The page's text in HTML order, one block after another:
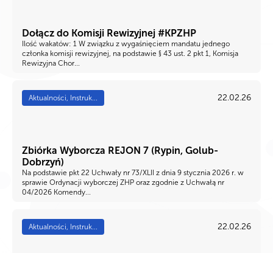
Dołącz do Komisji Rewizyjnej #KPZHP
Ilość wakatów: 1 W związku z wygaśnięciem mandatu jednego
członka komisji rewizyjnej, na podstawie § 43 ust. 2 pkt 1, Komisja
Rewizyjna Chor...
Aktualności, Instruk... 22.02.26
Zbiórka Wyborcza REJON 7 (Rypin, Golub-
Dobrzyń)
Na podstawie pkt 22 Uchwały nr 73/XLII z dnia 9 stycznia 2026 r. w
sprawie Ordynacji wyborczej ZHP oraz zgodnie z Uchwałą nr
04/2026 Komendy...
Aktualności, Instruk... 22.02.26